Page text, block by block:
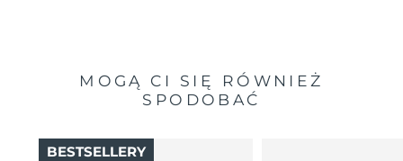
MOGĄ CI SIĘ RÓWNIEŻ
SPODOBAĆ
BESTSELLERY